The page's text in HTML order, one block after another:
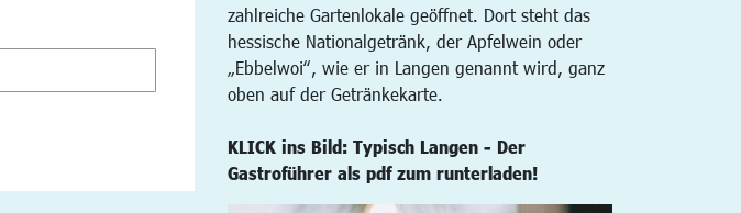
zahlreiche Gartenlokale geöffnet. Dort steht das
hessische Nationalgetränk, der Apfelwein oder
„Ebbelwoi“, wie er in Langen genannt wird, ganz
oben auf der Getränkekarte.
KLICK ins Bild: Typisch Langen - Der
Gastroführer als pdf zum runterladen!